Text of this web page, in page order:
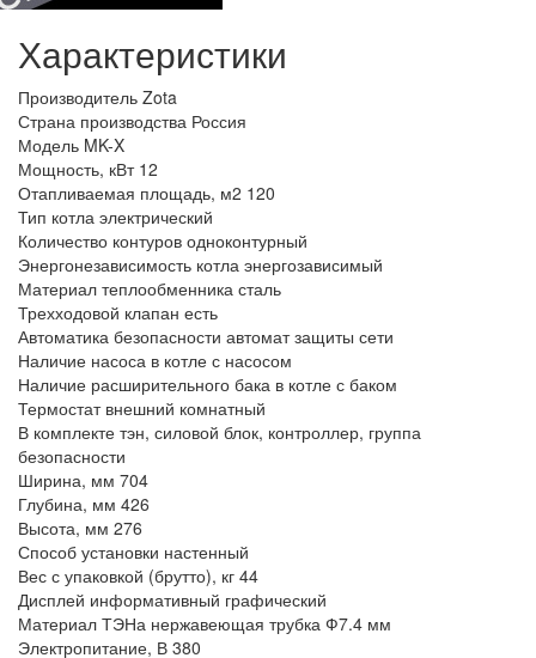
Характеристики
Производитель Zota
Страна производства Россия
Модель MK-X
Мощность, кВт 12
Отапливаемая площадь, м2 120
Тип котла электрический
Количество контуров одноконтурный
Энергонезависимость котла энергозависимый
Материал теплообменника сталь
Трехходовой клапан есть
Автоматика безопасности автомат защиты сети
Наличие насоса в котле с насосом
Наличие расширительного бака в котле с баком
Термостат внешний комнатный
В комплекте тэн, силовой блок, контроллер, группа
безопасности
Ширина, мм 704
Глубина, мм 426
Высота, мм 276
Способ установки настенный
Вес с упаковкой (брутто), кг 44
Дисплей информативный графический
Материал ТЭНа нержавеющая трубка Ф7.4 мм
Электропитание, В 380